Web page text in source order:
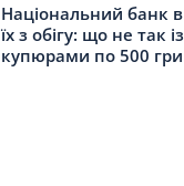
Національний банк
їх з обігу: що не так із
купюрами по 500